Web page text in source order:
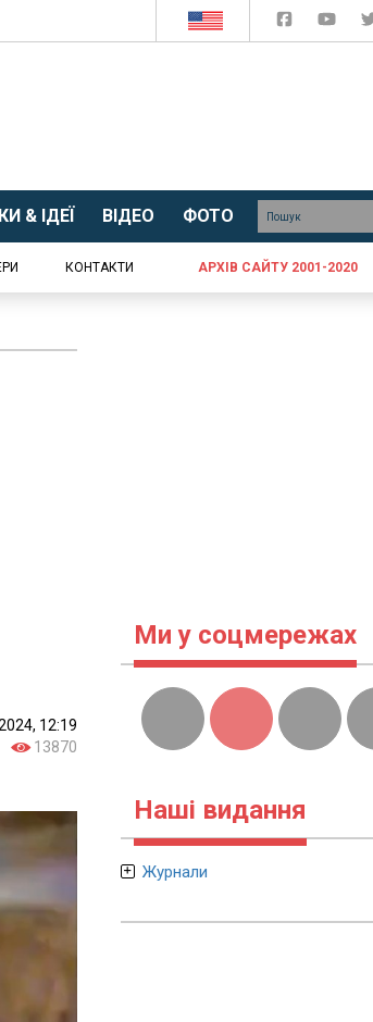
& ІДЕЇ ВІДЕО ФОТО
КОНТАКТИ АРХІВ САЙТУ 2001-2020
12:19
13870
Ми у соцмережах
Наші видання
Журнали